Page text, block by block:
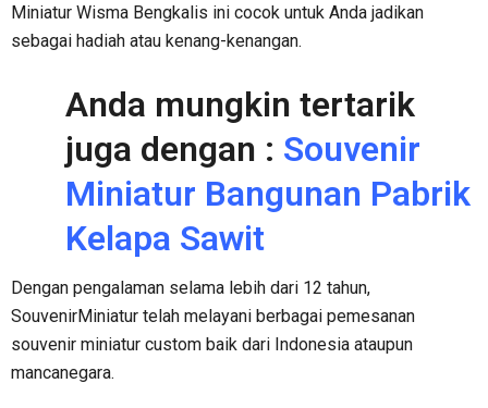
Miniatur Wisma Bengkalis ini cocok untuk Anda jadikan
sebagai hadiah atau kenang-kenangan.
Anda mungkin tertarik
juga dengan : Souvenir
Miniatur Bangunan Pabrik
Kelapa Sawit
Dengan pengalaman selama lebih dari 12 tahun,
SouvenirMiniatur telah melayani berbagai pemesanan
souvenir miniatur custom baik dari Indonesia ataupun
mancanegara.